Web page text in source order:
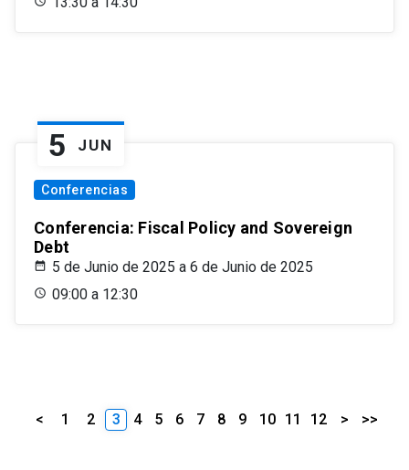
5 JUN
Conferencias
Conferencia: Fiscal Policy and Sovereign
Debt
5 de Junio de 2025 a 6 de Junio de 2025
09:00 a 12:30
< 1 2 3 4 5 6 7 8 9 10 11 12 > >>